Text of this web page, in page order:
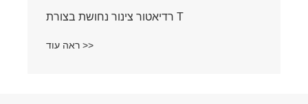
רדיאטור צינור נחושת בצורת T
ראה עוד >>